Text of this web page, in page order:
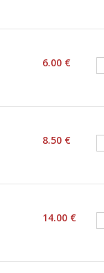
6.00 €
8.50 €
14.00 €